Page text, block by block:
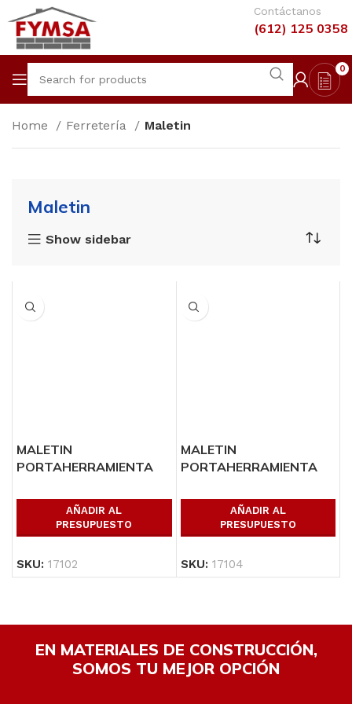
Contáctanos
(612) 125 0358
0
Home Ferretería Maletin
Maletin
Show sidebar
MALETIN
PORTAHERRAMIENTA
AÑADIR AL
PRESUPUESTO
SKU: 17102
MALETIN
PORTAHERRAMIENTA
AÑADIR AL
PRESUPUESTO
SKU: 17104
EN MATERIALES DE CONSTRUCCIÓN,
SOMOS TU MEJOR OPCIÓN